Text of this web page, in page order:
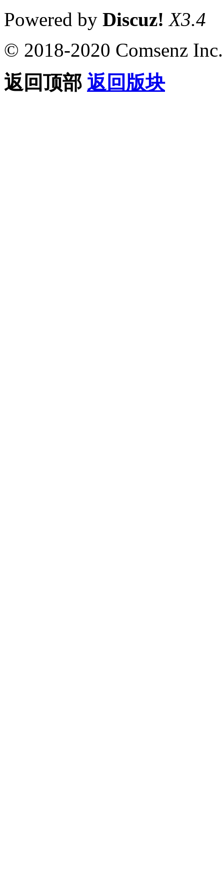
Powered by Discuz! X3.4
© 2018-2020 Comsenz Inc.
返回顶部 返回版块